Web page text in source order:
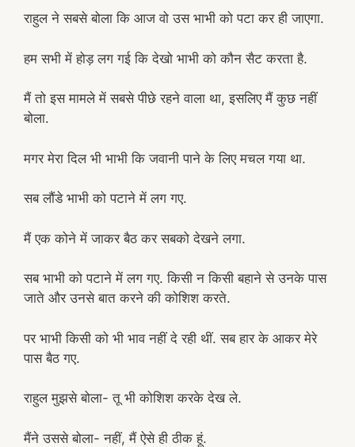
राहुल ने सबसे बोला कि आज वो उस भाभी को पटा कर ही जाएगा.
हम सभी में होड़ लग गई कि देखो भाभी को कौन सैट करता है.
मैं तो इस मामले में सबसे पीछे रहने वाला था, इसलिए मैं कुछ नहीं
बोला.
मगर मेरा दिल भी भाभी कि जवानी पाने के लिए मचल गया था.
सब लौंडे भाभी को पटाने में लग गए.
मैं एक कोने में जाकर बैठ कर सबको देखने लगा.
सब भाभी को पटाने में लग गए. किसी न किसी बहाने से उनके पास
जाते और उनसे बात करने की कोशिश करते.
पर भाभी किसी को भी भाव नहीं दे रही थीं. सब हार के आकर मेरे
पास बैठ गए.
राहुल मुझसे बोला- तू भी कोशिश करके देख ले.
मैंने उससे बोला- नहीं, मैं ऐसे ही ठीक हूं.